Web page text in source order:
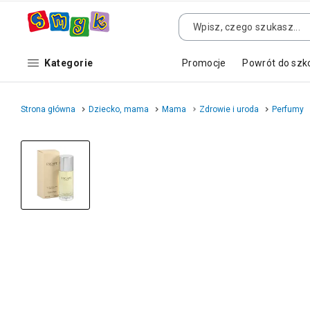
Kategorie Promocje Powrót do
Strona główna Dziecko, mama Mama Zdrowie i uroda Perfumy